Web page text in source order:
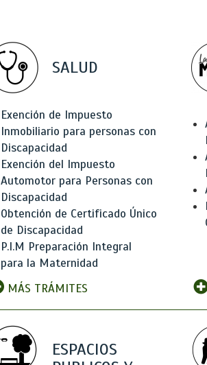
SALUD
Exención de Impuesto
Inmobiliario para personas con
Discapacidad
Exención del Impuesto
Automotor para Personas con
Discapacidad
Obtención de Certificado Único
de Discapacidad
P.I.M Preparación Integral
para la Maternidad
MÁS TRÁMITES
ESPACIOS